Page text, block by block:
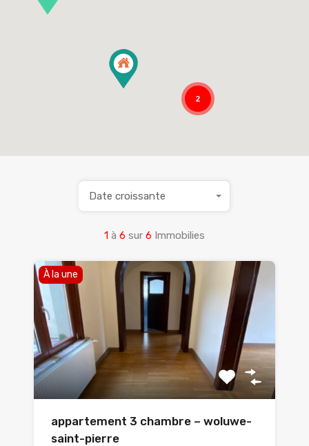
2
1 à 6 sur 6 Immobilies
Date croissante
À la une
appartement 3 chambre – woluwe-
saint-pierre